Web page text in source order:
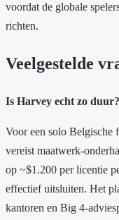
voordat de globale
richten.
Veelgestelde
Is Harvey echt zo duur?
Voor een solo Belgische
vereist maatwerk-
op ~$1.200 per licentie
effectief uitsluiten. Het
kantoren en Big 4-